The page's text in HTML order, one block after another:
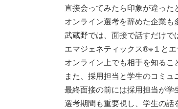
直接会ってみたら印象が違った
オンライン選考を辞めた企業も
武蔵野では、面接で話すだけで
エマジェネティックス®※１と
オンライン上でも相手を知るこ
また、採用担当と学生のコミュ
最終面接の前には採用担当が学
選考期間も重要視し、学生の